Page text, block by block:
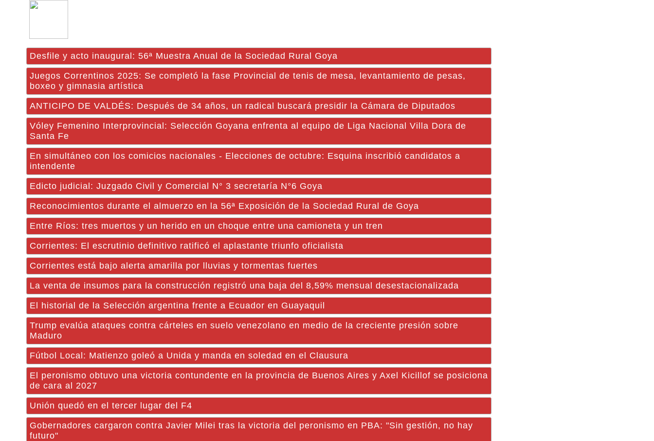
Desfile y acto inaugural: 56ª Muestra Anual de la Sociedad Rural Goya
Juegos Correntinos 2025: Se completó la fase Provincial de tenis de mesa, levantamiento de pesas,
boxeo y gimnasia artística
ANTICIPO DE VALDÉS: Después de 34 años, un radical buscará presidir la Cámara de Diputados
Vóley Femenino Interprovincial: Selección Goyana enfrenta al equipo de Liga Nacional Villa Dora de
Santa Fe
En simultáneo con los comicios nacionales - Elecciones de octubre: Esquina inscribió candidatos a
intendente
Edicto judicial: Juzgado Civil y Comercial N° 3 secretaría N°6 Goya
Reconocimientos durante el almuerzo en la 56ª Exposición de la Sociedad Rural de Goya
Entre Ríos: tres muertos y un herido en un choque entre una camioneta y un tren
Corrientes: El escrutinio definitivo ratificó el aplastante triunfo oficialista
Corrientes está bajo alerta amarilla por lluvias y tormentas fuertes
La venta de insumos para la construcción registró una baja del 8,59% mensual desestacionalizada
El historial de la Selección argentina frente a Ecuador en Guayaquil
Trump evalúa ataques contra cárteles en suelo venezolano en medio de la creciente presión sobre
Maduro
Fútbol Local: Matienzo goleó a Unida y manda en soledad en el Clausura
El peronismo obtuvo una victoria contundente en la provincia de Buenos Aires y Axel Kicillof se posiciona
de cara al 2027
Unión quedó en el tercer lugar del F4
Gobernadores cargaron contra Javier Milei tras la victoria del peronismo en PBA: "Sin gestión, no hay
futuro"